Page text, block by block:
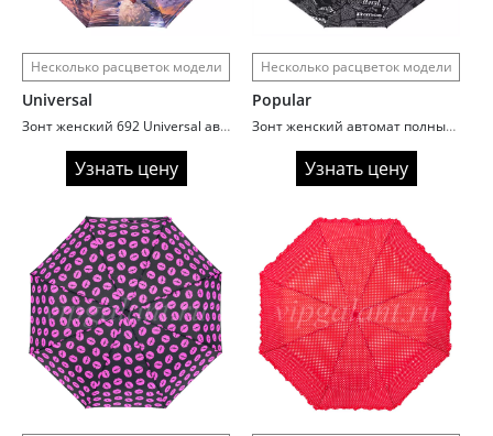
Несколько расцветок модели
Universal
Зонт женский 692 Universal автомат сатин painting
Узнать цену
Несколько расцветок модели
Popular
Зонт женский автомат полный Popular 203 газета
Узнать цену